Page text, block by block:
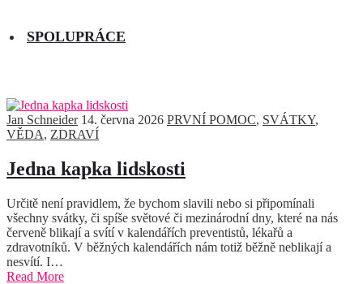
SPOLUPRÁCE
Jan Schneider 14. června 2026 PRVNÍ POMOC, SVÁTKY,
VĚDA, ZDRAVÍ
Jedna kapka lidskosti
Určitě není pravidlem, že bychom slavili nebo si připomínali
všechny svátky, či spíše světové či mezinárodní dny, které na nás
červeně blikají a svítí v kalendářích preventistů, lékařů a
zdravotníků. V běžných kalendářích nám totiž běžně neblikají a
nesvítí. I…
Read More